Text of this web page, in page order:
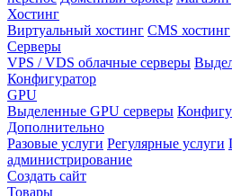
Хостинг
Виртуальный хостинг CMS хостинг
Серверы
VPS / VDS облачные серверы
Конфигуратор
GPU
Выделенные GPU серверы
Дополнительно
Разовые услуги Регулярные услуги
администрирование
Создать сайт
Товары